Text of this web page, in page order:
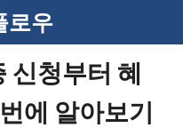
로우
신청부터 혜
에 알아보기